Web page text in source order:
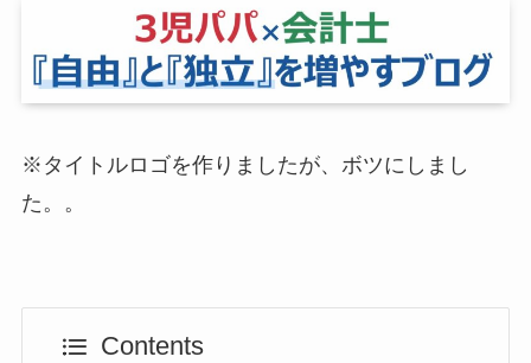
※タイトルロゴを作りましたが、ボツにしまし
た。。
Contents